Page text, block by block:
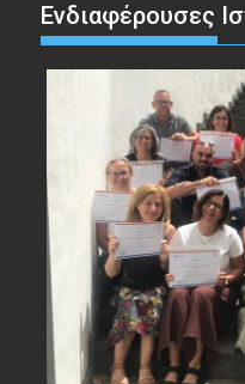
Ενδιαφέρουσες